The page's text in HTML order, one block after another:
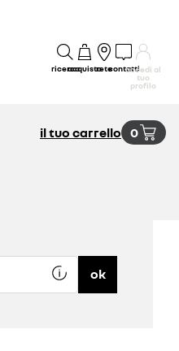
ricercaacquistoretecontattiaccedi al
tuo
profilo
il tuo carrello 0
ok